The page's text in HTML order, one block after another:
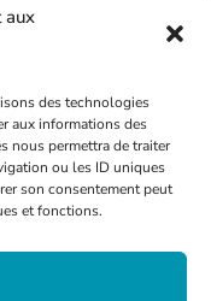
aux
des technologies
aux informations des
nous permettra de traiter
ou les ID uniques
son consentement peut
et fonctions.